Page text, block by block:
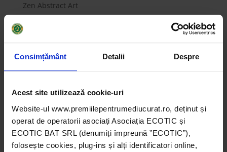
Consimțământ Detalii Despre
Acest site utilizează cookie-uri
Website-ul www.premiilepentrumediucurat.ro, deținut și
operat de operatorii asociați Asociația ECOTIC și
ECOTIC BAT SRL (denumiți împreună ”ECOTIC”),
folosește cookies, plug-ins și alți identificatori online,
Zen Abstract Art
You can Make a Difference! / Yellow and You Make
Green
Comentarii recente
decembrie 2022
februarie 2022
octombrie 2021